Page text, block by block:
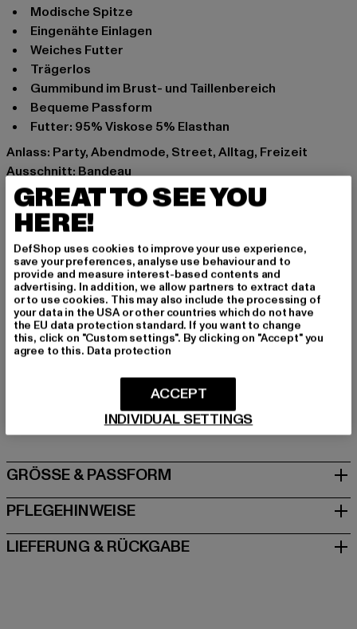
modische Spitze
eingenähte Einlagen
weiches Futter
Trägerlos
Gummibund im Brust- und Taillenbereich
bequeme Passform
Futter: 95% Viskose 5% Elasthan
Anlass: Party, Abendmode, Street, Alltag, Freizeit
Ausschnitt: Bandeau
Ärmelart: Ärmellos
Schnitt: Normal
Marke: Urban Classics
Kat.: Bekleidung
Farbe: weiß
Hersteller Farbe: white
Materialzusammensetzung: 94% Nylon, 6% Elasthan,
95% Viskose, 5% Elasthan
Art.Nr: TB922-00220
Hersteller: TB International GmbH |info@tbint.de
Dr.-Robert-Murjahn-Straße 7 | 64372 Ober-Ramstadt |
GRÖSSE & PASSFORM
PFLEGEHINWEISE
LIEFERUNG & RÜCKGABE
GREAT TO SEE YOU
HERE!
DefShop uses cookies to improve your use experience,
save your preferences, analyse use behaviour and to
provide and measure interest-based contents and
advertising. In addition, we allow partners to extract data
or to use cookies. This may also include the processing of
your data in the USA or other countries which do not have
the EU data protection standard. If you want to change
this, click on "Custom settings". By clicking on "Accept" you
agree to this. Data protection
INDIVIDUAL SETTINGS
ACCEPT